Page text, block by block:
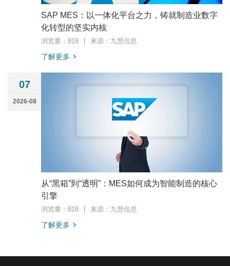
SAP MES：以一体化平台之力，铸就制造业数字
化转型的坚实内核
浏览量：818 来源：九慧信息
了解更多
07
2026-08
从“黑箱”到“透明”：MES如何成为智能制造的核心
引擎
浏览量：818 来源：九慧信息
了解更多